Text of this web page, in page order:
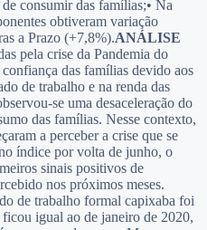
consumir das famílias;• Na
obtiveram variação
a Prazo (+7,8%).ANÁLISE
pela crise da Pandemia do
das famílias devido aos
de trabalho e na renda das
se uma desaceleração do
das famílias. Nesse contexto,
a perceber a crise que se
índice por volta de junho, o
sinais positivos de
nos próximos meses.
de trabalho formal capixaba foi
igual ao de janeiro de 2020,